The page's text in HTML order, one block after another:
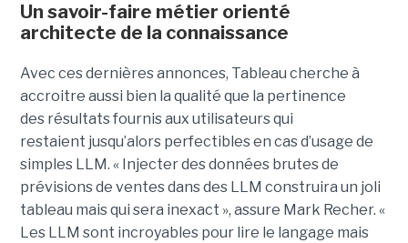
Un savoir-faire métier orienté
architecte de la connaissance
Avec ces dernières annonces, Tableau cherche à
accroitre aussi bien la qualité que la pertinence
desrésultats fournis aux utilisateurs qui
restaient jusqu’alors perfectiblesen cas d’usage de
simples LLM. « Injecterdes données brutes de
prévisions de ventes dans des LLM construira un joli
tableau mais qui sera inexact », assure Mark Recher. «
Les LLM sont incroyables pour lire le langage mais